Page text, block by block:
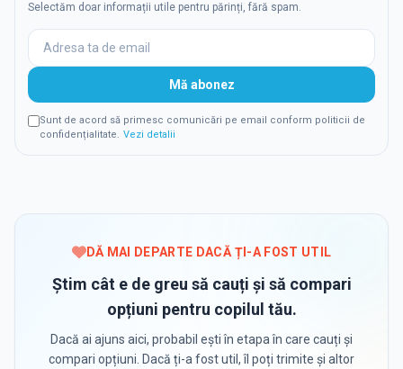
Selectăm doar informații utile pentru părinți, fără spam.
Mă abonez
Sunt de acord să primesc comunicări pe email conform politicii de
confidențialitate. Vezi detalii
DĂ MAI DEPARTE DACĂ ȚI-A FOST UTIL
Știm cât e de greu să cauți și să compari
opțiuni pentru copilul tău.
Dacă ai ajuns aici, probabil ești în etapa în care cauți și
compari opțiuni. Dacă ți-a fost util, îl poți trimite și altor